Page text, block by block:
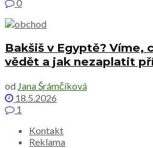
0
Bakšiš v Egyptě? Víme,
vědět a jak nezaplatit
od Jana Šrámčíková
18.5.2026
1
Kontakt
Reklama